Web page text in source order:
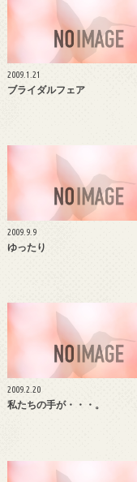
2009.1.21
ブライダルフェア
2009.9.9
ゆったり
2009.2.20
私たちの手が・・・。